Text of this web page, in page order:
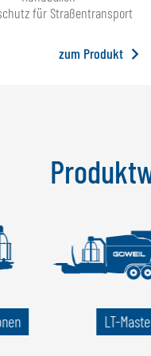
für Straßentransport
zum Produkt
LT-